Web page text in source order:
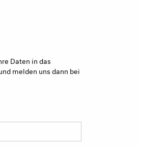
Daten in das
melden uns dann bei